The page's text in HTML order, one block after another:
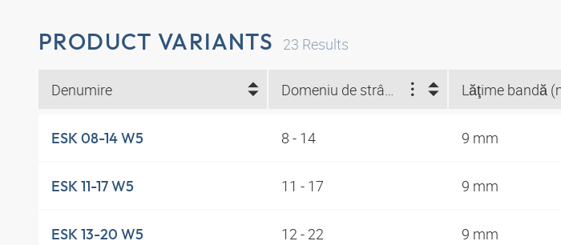
PRODUCT VARIANTS 23 Results
Denumire
ESK 08-14 W5 8 - 14 9 mm
ESK 11-17 W5 11 - 17 9 mm
ESK 13-20 W5 12 - 22 9 mm